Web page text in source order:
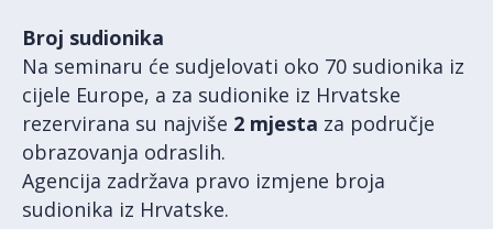
Broj sudionika
Na seminaru će sudjelovati oko 70 sudionika iz
cijele Europe, a za sudionike iz Hrvatske
rezervirana su najviše 2 mjesta za područje
obrazovanja odraslih.
Agencija zadržava pravo izmjene broja
sudionika iz Hrvatske.